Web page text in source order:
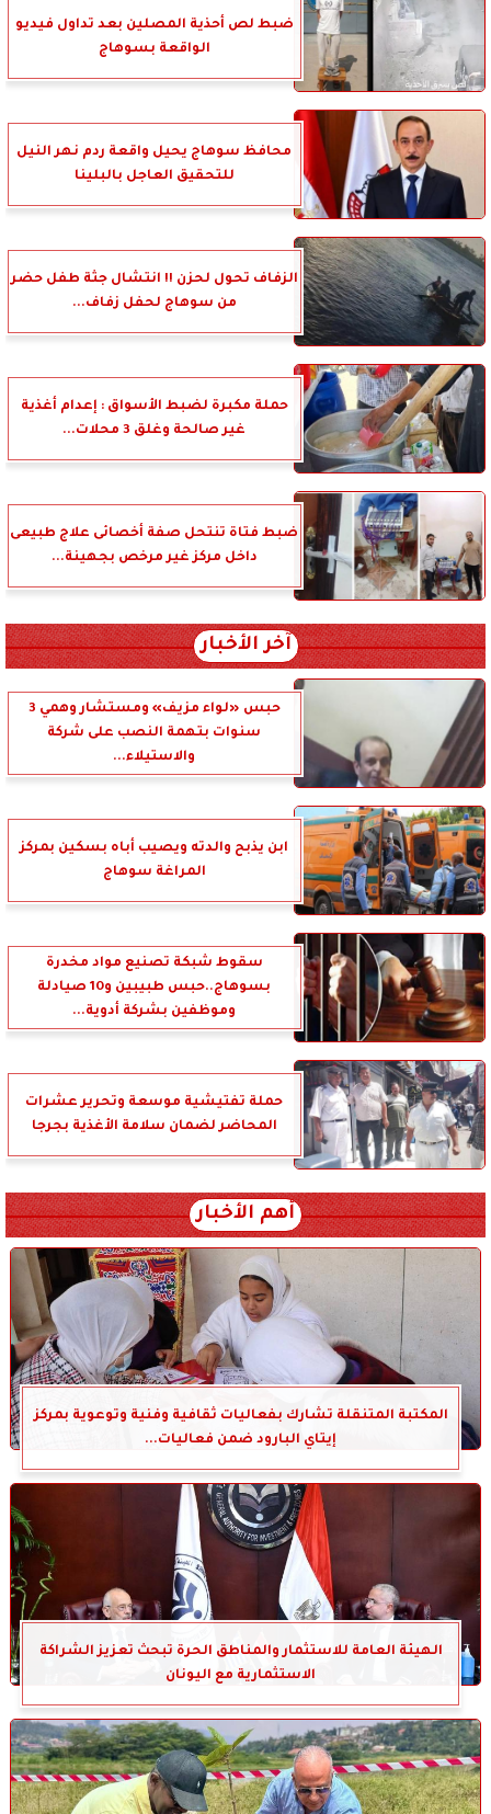
ضبط لص أحذية المصلين بعد تداول فيديو
الواقعة بسوهاج
محافظ سوهاج يحيل واقعة ردم نهر النيل
للتحقيق العاجل بالبلينا
الزفاف تحول لحزن !! انتشال جثة طفل حضر
من سوهاج لحفل زفاف...
حملة مكبرة لضبط الأسواق : إعدام أغذية
غير صالحة وغلق 3 محلات...
ضبط فتاة تنتحل صفة أخصائى علاج طبيعى
داخل مركز غير مرخص بجهينة...
آخر الأخبار
حبس «لواء مزيف» ومستشار وهمي 3
سنوات بتهمة النصب على شركة
والاستيلاء...
ابن يذبح والدته ويصيب أباه بسكين بمركز
المراغة سوهاج
سقوط شبكة تصنيع مواد مخدرة
بسوهاج..حبس طبيبين و10 صيادلة
وموظفين بشركة أدوية...
حملة تفتيشية موسعة وتحرير عشرات
المحاضر لضمان سلامة الأغذية بجرجا
أهم الأخبار
المكتبة المتنقلة تشارك بفعاليات ثقافية وفنية وتوعوية بمركز
إيتاي البارود ضمن فعاليات...
الهيئة العامة للاستثمار والمناطق الحرة تبحث تعزيز الشراكة
الاستثمارية مع اليونان